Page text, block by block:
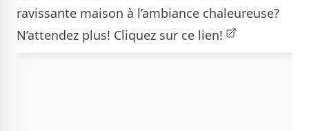
ravissante maison à l’ambiance chaleureuse?
N’attendez plus! Cliquez sur ce lien!